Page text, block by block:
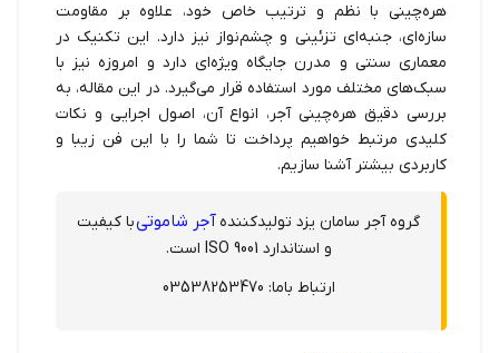
هره‌چینی با نظم و ترتیب خاص خود، علاوه بر مقاومت
سازه‌ای، جنبه‌ای تزئینی و چشم‌نواز نیز دارد. این تکنیک در
معماری سنتی و مدرن جایگاه ویژه‌ای دارد و امروزه نیز با
سبک‌های مختلف مورد استفاده قرار می‌گیرد. در این مقاله، به
بررسی دقیق هره‌چینی آجر، انواع آن، اصول اجرایی و نکات
کلیدی مرتبط خواهیم پرداخت تا شما را با این فن زیبا و
کاربردی بیشتر آشنا سازیم.
گروه آجر سامان یزد تولیدکننده آجر شاموتیبا کیفیت
و استاندارد ISO 9001 است.
ارتباط باما: 03538253470